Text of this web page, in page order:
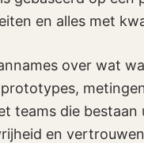
en alles met
over wat
teams die bestaan
en